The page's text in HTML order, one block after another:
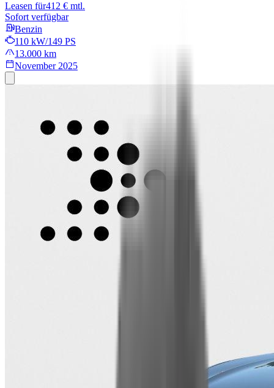
Leasen für412 € mtl.
Sofort verfügbar
Benzin
110 kW/149 PS
13.000 km
November 2025